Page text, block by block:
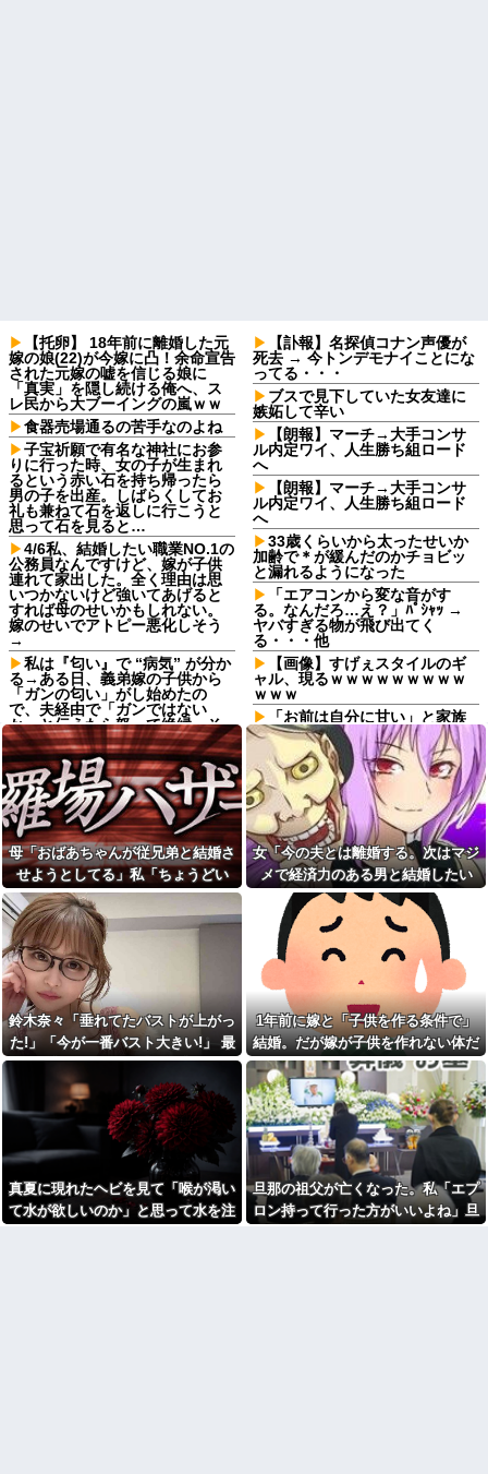
【托卵】 18年前に離婚した元
嫁の娘(22)が今嫁に凸！余命宣告
された元嫁の嘘を信じる娘に
「真実」を隠し続ける俺へ、ス
レ民から大ブーイングの嵐ｗｗ
食器売場通るの苦手なのよね
子宝祈願で有名な神社にお参
りに行った時、女の子が生まれ
るという赤い石を持ち帰ったら
男の子を出産。しばらくしてお
礼も兼ねて石を返しに行こうと
思って石を見ると…
4/6私、結婚したい職業NO.1の
公務員なんですけど、嫁が子供
連れて家出した。全く理由は思
いつかないけど強いてあげると
すれば母のせいかもしれない。
嫁のせいでアトピー悪化しそう
→
私は『匂い』で “病気” が分か
る→ある日、義弟嫁の子供から
「ガンの匂い」がし始めたの
で、夫経由で「ガンではない
か」と伝えたら怒って絶縁、そ
の結果・・・
出張から帰ったら、嫁の顔が
青ざめていた。俺「一体何があ
ったんだ？」嫁「…」→子供た
ちに話を聞くと…
アルバイトの教育で悩んで
る。その人はマニュアルを暗記
して機械のように繰り返すロボ
ットタイプ
トメ「里帰りは？実家は？う
ちに来る？」私「全部気遣って
くれてるのは分かるけど…」→
善意だからこそ断れなくて…
野球部の中学生男子です。他
人の物を壊したくないのに壊し
てしまいます
SCでとうとうセコケチに遭遇
した。荷物持って「家まで送っ
てくれない」って言ってきて...
【後編】結婚直後に祖父が亡
くなり落ち込んでたら嫁に「い
つまでくよくよしてるの？」と
言われた。お義父さんやお義母
さんの負担もなくなったし良か
ったと...
賃貸物件を内覧中、ベランダ
に出たら突然ゾワッと両腕に鳥
肌が出た。「やっぱりこの部屋
嫌だ」と思った瞬間、体が前に
【訃報】名探偵コナン声優が
死去 → 今トンデモナイことにな
ってる・・・
ブスで見下していた女友達に
嫉妬して辛い
【朗報】マーチ→大手コンサ
ル内定ワイ、人生勝ち組ロード
へ
【朗報】マーチ→大手コンサ
ル内定ワイ、人生勝ち組ロード
へ
33歳くらいから太ったせいか
加齢で＊が緩んだのかチョビッ
と漏れるようになった
「エアコンから変な音がす
る。なんだろ…え？」ﾊﾟｼｬｯ →
ヤバすぎる物が飛び出てく
る・・・他
【画像】すげぇスタイルのギ
ャル、現るｗｗｗｗｗｗｗｗｗ
ｗｗｗ
「お前は自分に甘い」と家族
に責められ育った私…３０歳の
時、真夏に重度の熱中症で救急
搬送された結果→会社の人たち
から叩きつけられた「衝撃の事
実」に絶句
「お前は自分に甘い」と家族
に責められ育った私…３０歳の
時、真夏に重度の熱中症で救急
搬送された結果→会社の人たち
から叩きつけられた「衝撃の事
実」に絶句
会社の仲良しメンバーで忘年
会をした。社員Ａ「呼ばれてな
い！」私（なぜ今年も呼ばれる
と思うのか…）→ Ａは『食べ
物』になると豹変・・・
【修羅場】不妊と判明した
夫、前妻の娘に「実の子じゃな
い！」と訴えた結果ｗｗｗｗ
33歳くらいから太ったせいか
加齢で＊が緩んだのかチョビッ
と漏れるようになった
【怒り】婚約者が直属の上司
と浮気発覚！会社を辞めるハメ
になった件www
33歳くらいから太ったせいか
加齢で＊が緩んだのかチョビッ
と漏れるようになった
相手がどんなパイプ持ってい
るかも知れないのに…
母「おばあちゃんが従兄弟と結婚さ
せようとしてる」私「ちょうどい
い、その話利用するわ」→3日後に
まさかの展開…
女「今の夫とは離婚する。次はマジ
メで経済力のある男と結婚したい
な」私「幸せになってね！」→産科
の授乳室で出会った女性のその後
鈴木奈々「垂れてたバストが上がっ
た!」「今が一番バスト大きい!」 最
新の身長・体重も報告
1年前に嫁と「子供を作る条件で」
結婚。だが嫁が子供を作れない体だ
と知ったので離婚へ。
真夏に現れたヘビを見て「喉が渇い
て水が欲しいのか」と思って水を注
旦那の祖父が亡くなった。私「エプ
ロン持って行った方がいいよね」旦